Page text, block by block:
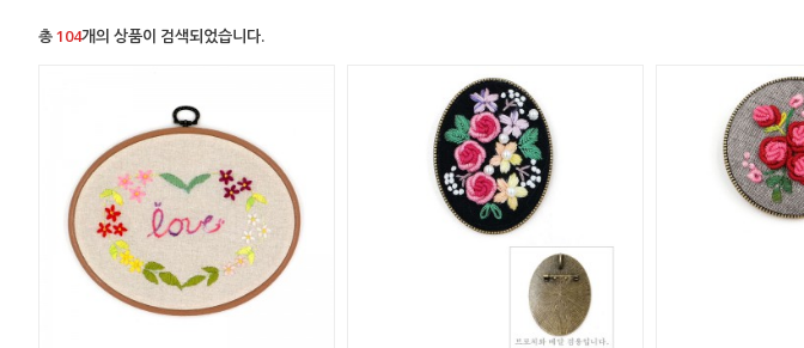
총104개의 상품이 검색되었습니다.